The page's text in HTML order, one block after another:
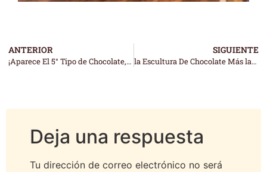
ANTERIOR
¡Aparece El 5° Tipo de Chocolate, Creado Por El Museo del Chocolate!
SIGUIENTE
la Escultura De Chocolate Más larga Del Mundo: ¡Un Tren De Chocolate!
Deja una respuesta
Tu dirección de correo electrónico no será